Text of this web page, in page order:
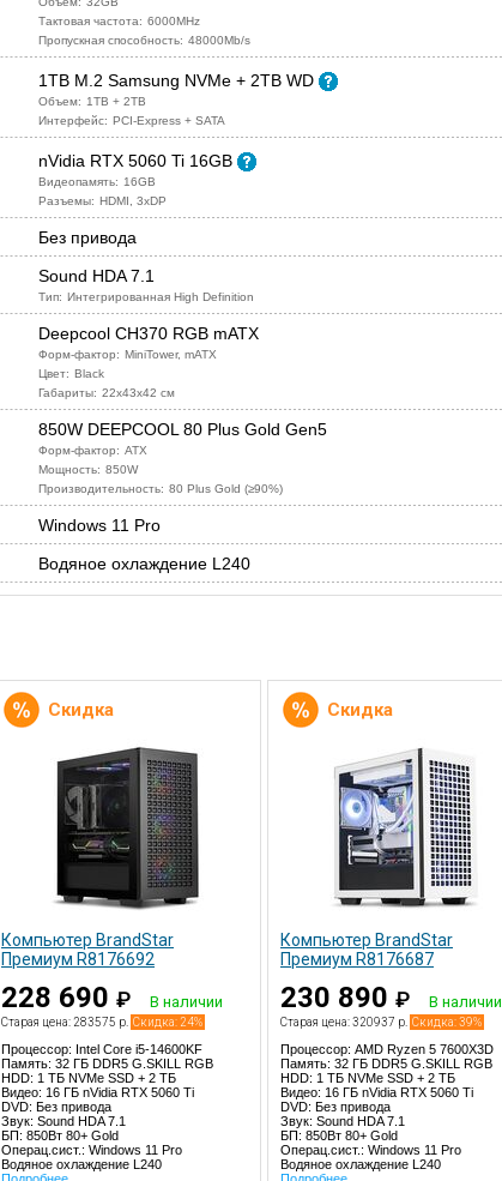
Тактовая частота: 6000MHz
Пропускная способность: 48000Mb/s
1TB M.2 Samsung NVMe + 2TB WD
Объем: 1TB + 2TB
Интерфейс: PCI-Express + SATA
nVidia RTX 5060 Ti 16GB
Видеопамять: 16GB
Разъемы: HDMI, 3xDP
Без привода
Sound HDA 7.1
Тип: Интегрированная High Definition
Deepcool CH370 RGB mATX
Форм-фактор: MiniTower, mATX
Цвет: Black
Габариты: 22x43x42 см
850W DEEPCOOL 80 Plus Gold Gen5
Форм-фактор: ATX
Мощность: 850W
Производительность: 80 Plus Gold (≥90%)
Windows 11 Pro
Водяное охлаждение L240
Скидка
Компьютер BrandStar
Премиум R8176692
228 690 ₽ В наличии
Старая цена: 283575 р. Скидка: 24%
Процессор: Intel Core i5-14600KF
Память: 32 ГБ DDR5 G.SKILL RGB
HDD: 1 TБ NVMe SSD + 2 TБ
Видео: 16 ГБ nVidia RTX 5060 Ti
DVD: Без привода
Звук: Sound HDA 7.1
БП: 850Вт 80+ Gold
Операц.сист.: Windows 11 Pro
Водяное охлаждение L240
Скидка
Компьютер BrandStar
Премиум R8176687
230 890 ₽ В наличии
Старая цена: 320937 р. Скидка: 39%
Процессор: AMD Ryzen 5 7600X3D
Память: 32 ГБ DDR5 G.SKILL RGB
HDD: 1 TБ NVMe SSD + 2 TБ
Видео: 16 ГБ nVidia RTX 5060 Ti
DVD: Без привода
Звук: Sound HDA 7.1
БП: 850Вт 80+ Gold
Операц.сист.: Windows 11 Pro
Водяное охлаждение L240